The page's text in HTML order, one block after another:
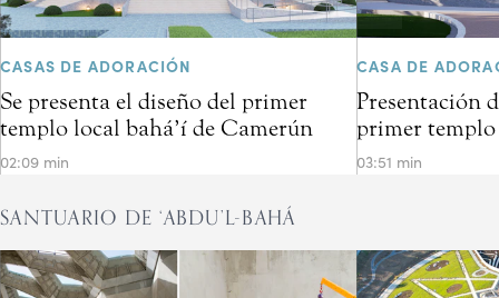
CASAS DE ADORACIÓN
Se presenta el diseño del primer
templo local bahá’í de Camerún
02:09 min
CASA DE
Presentación
primer templo
03:51 min
SANTUARIO DE ‘ABDU’L-BAHÁ